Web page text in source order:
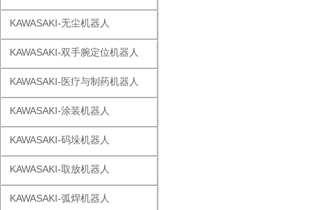
KAWASAKI-无尘机器人
KAWASAKI-双手腕定位机器人
KAWASAKI-医疗与制药机器人
KAWASAKI-涂装机器人
KAWASAKI-码垛机器人
KAWASAKI-取放机器人
KAWASAKI-弧焊机器人